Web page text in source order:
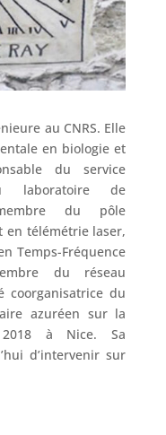
au CNRS. Elle
en biologie et
du service
laboratoire de
du pôle
en télémétrie laser,
Temps-Fréquence
du réseau
coorganisatrice du
azuréen sur la
à Nice. Sa
d’intervenir sur